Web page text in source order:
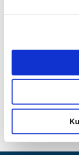
2010 (9)
2008 (7)
2006 (10)